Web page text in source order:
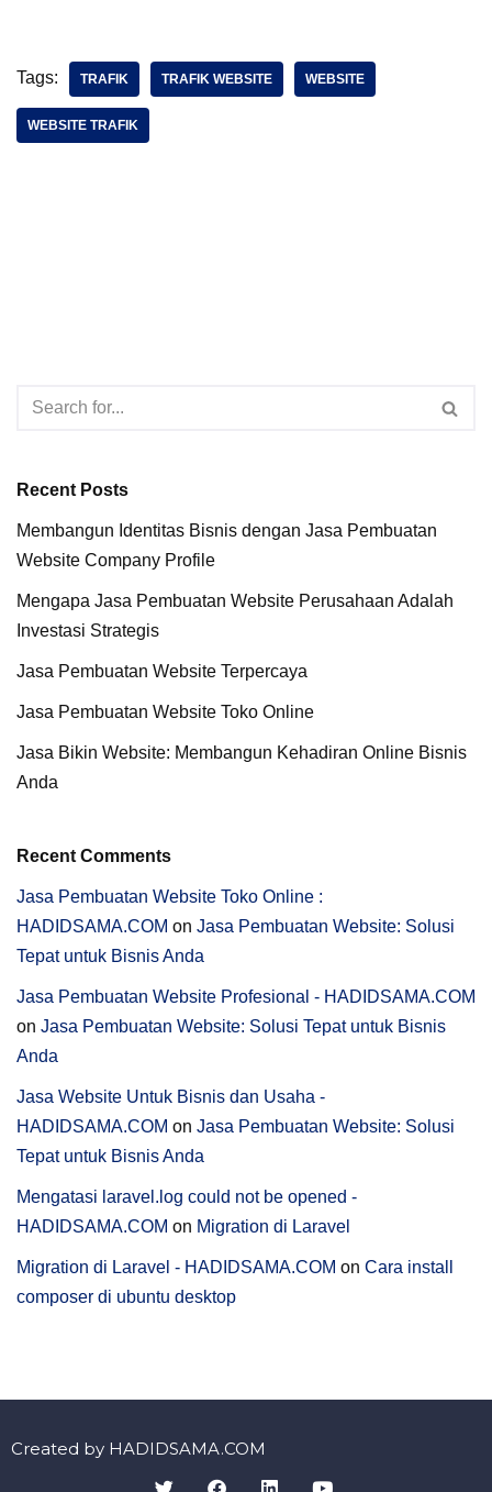
Tags: TRAFIK TRAFIK WEBSITE WEBSITE
WEBSITE TRAFIK
Recent Posts
Membangun Identitas Bisnis dengan Jasa Pembuatan
Website Company Profile
Mengapa Jasa Pembuatan Website Perusahaan Adalah
Investasi Strategis
Jasa Pembuatan Website Terpercaya
Jasa Pembuatan Website Toko Online
Jasa Bikin Website: Membangun Kehadiran Online Bisnis
Anda
Recent Comments
Jasa Pembuatan Website Toko Online :
HADIDSAMA.COM on Jasa Pembuatan Website: Solusi
Tepat untuk Bisnis Anda
Jasa Pembuatan Website Profesional - HADIDSAMA.COM
on Jasa Pembuatan Website: Solusi Tepat untuk Bisnis
Anda
Jasa Website Untuk Bisnis dan Usaha -
HADIDSAMA.COM on Jasa Pembuatan Website: Solusi
Tepat untuk Bisnis Anda
Mengatasi laravel.log could not be opened -
HADIDSAMA.COM on Migration di Laravel
Migration di Laravel - HADIDSAMA.COM on Cara install
composer di ubuntu desktop
Created by HADIDSAMA.COM